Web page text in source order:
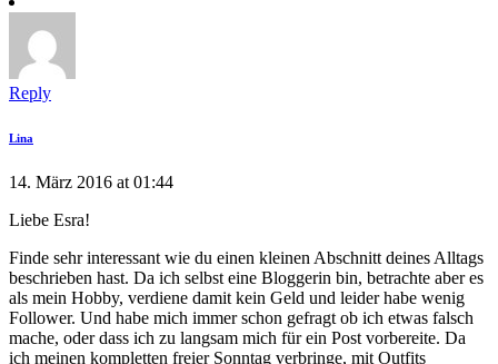
Reply
Lina
14. März 2016 at 01:44
Liebe Esra!
Finde sehr interessant wie du einen kleinen Abschnitt deines Alltags
beschrieben hast. Da ich selbst eine Bloggerin bin, betrachte aber es
als mein Hobby, verdiene damit kein Geld und leider habe wenig
Follower. Und habe mich immer schon gefragt ob ich etwas falsch
mache, oder dass ich zu langsam mich für ein Post vorbereite. Da
ich meinen kompletten freier Sonntag verbringe, mit Outfits